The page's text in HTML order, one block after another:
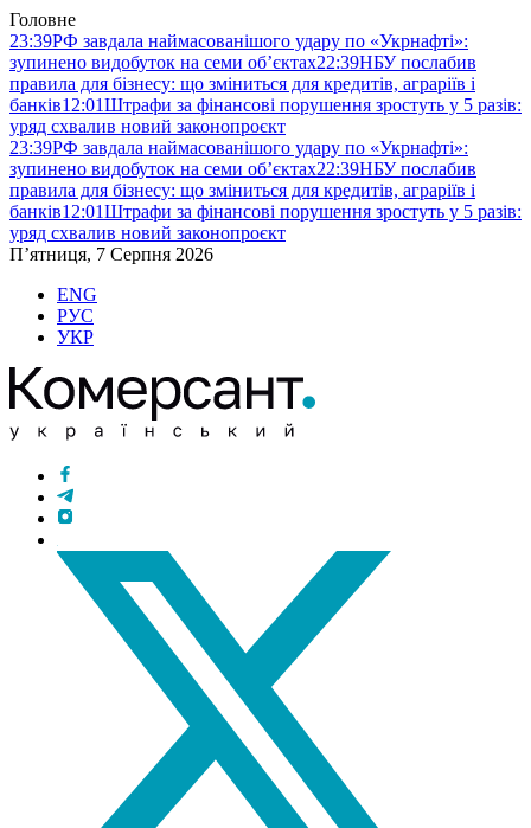
Головне
23:39РФ завдала наймасованішого удару по «Укрнафті»:
зупинено видобуток на семи об’єктах22:39НБУ послабив
правила для бізнесу: що зміниться для кредитів, аграріїв і
банків12:01Штрафи за фінансові порушення зростуть у 5 разів:
уряд схвалив новий законопроєкт
23:39РФ завдала наймасованішого удару по «Укрнафті»:
зупинено видобуток на семи об’єктах22:39НБУ послабив
правила для бізнесу: що зміниться для кредитів, аграріїв і
банків12:01Штрафи за фінансові порушення зростуть у 5 разів:
уряд схвалив новий законопроєкт
П’ятниця, 7 Серпня 2026
ENG
РУС
УКР